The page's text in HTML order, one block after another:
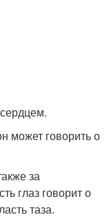
может говорить о
за
глаз говорит о
таза.